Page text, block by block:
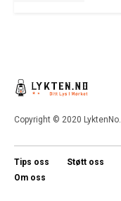
Copyright © 2020 LyktenNo.
Tips oss Støtt oss
Om oss